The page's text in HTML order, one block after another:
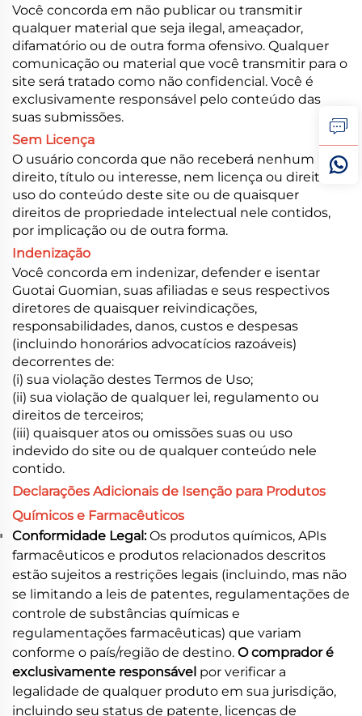
Você concorda em não publicar ou transmitir
qualquer material que seja ilegal, ameaçador,
difamatório ou de outra forma ofensivo. Qualquer
comunicação ou material que você transmitir para o
site será tratado como não confidencial. Você é
exclusivamente responsável pelo conteúdo das
suas submissões.
Sem Licença
O usuário concorda que não receberá nenhum
direito, título ou interesse, nem licença ou direito de
uso do conteúdo deste site ou de quaisquer
direitos de propriedade intelectual nele contidos,
por implicação ou de outra forma.
Indenização
Você concorda em indenizar, defender e isentar
Guotai Guomian, suas afiliadas e seus respectivos
diretores de quaisquer reivindicações,
responsabilidades, danos, custos e despesas
(incluindo honorários advocatícios razoáveis)
decorrentes de:
(i) sua violação destes Termos de Uso;
(ii) sua violação de qualquer lei, regulamento ou
direitos de terceiros;
(iii) quaisquer atos ou omissões suas ou uso
indevido do site ou de qualquer conteúdo nele
contido.
Declarações Adicionais de Isenção para Produtos
Químicos e Farmacêuticos
Conformidade Legal:Os produtos químicos, APIs
farmacêuticos e produtos relacionados descritos
estão sujeitos a restrições legais (incluindo, mas não
se limitando a leis de patentes, regulamentações de
controle de substâncias químicas e
regulamentações farmacêuticas) que variam
conforme o país/região de destino. O comprador é
exclusivamente responsável por verificar a
legalidade de qualquer produto em sua jurisdição,
incluindo seu status de patente, licenças de